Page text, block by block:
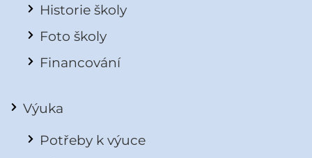
Historie školy
Foto školy
Financování
Výuka
Potřeby k výuce